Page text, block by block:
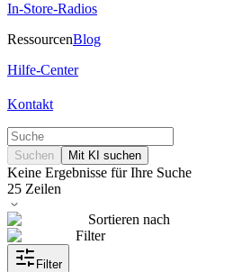
In-Store-Radios
RessourcenBlog
Hilfe-Center
Kontakt
Suchen Mit KI suchen
Keine Ergebnisse für Ihre Suche
25 Zeilen
Sortieren nach
Filter
Filter